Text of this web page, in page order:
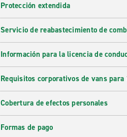
Protección extendida
Servicio de reabastecimiento de
Información para la licencia de
Requisitos corporativos de vans para
Cobertura de efectos personales
Formas de pago